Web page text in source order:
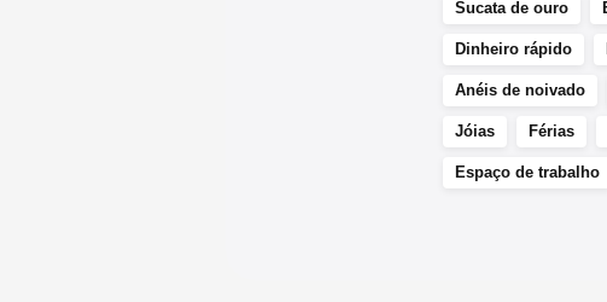
Sucata de ouro
Dinheiro rápido
Anéis de noivado
Jóias Férias
Espaço de trabalho